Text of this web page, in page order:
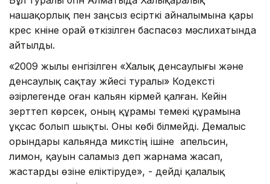
нашақорлық пен заңсыз есірткі айналымына қары
күрес күніне орай өткізілген баспасөз мәслихатында
айтылды.
«2009 жылы енгізілген «Халық денсаулығы және
денсаулық сақтау жүйесі туралы» Кодексті
әзірлегенде оған кальян кірмей қалған. Кейін
зерттеп көрсек, оның құрамы темекі құрамына
ұқсас болып шықты. Оны көбі білмейді. Демалыс
орындары кальянда микстің ішіне апельсин,
лимон, қауын саламыз деп жарнама жасап,
жастарды өзіне еліктіруде», - дейді қалалық